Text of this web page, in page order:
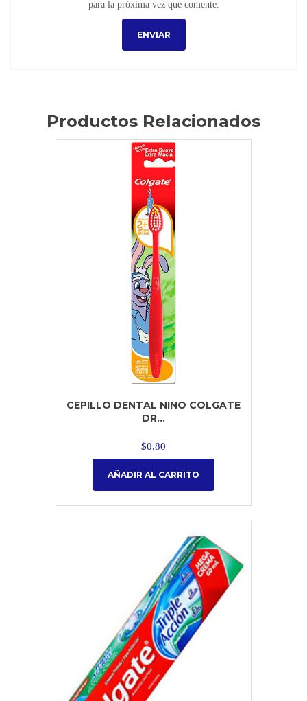
para la próxima vez que comente.
Productos Relacionados
CEPILLO DENTAL NINO COLGATE
DR...
$0.80
AÑADIR AL CARRITO